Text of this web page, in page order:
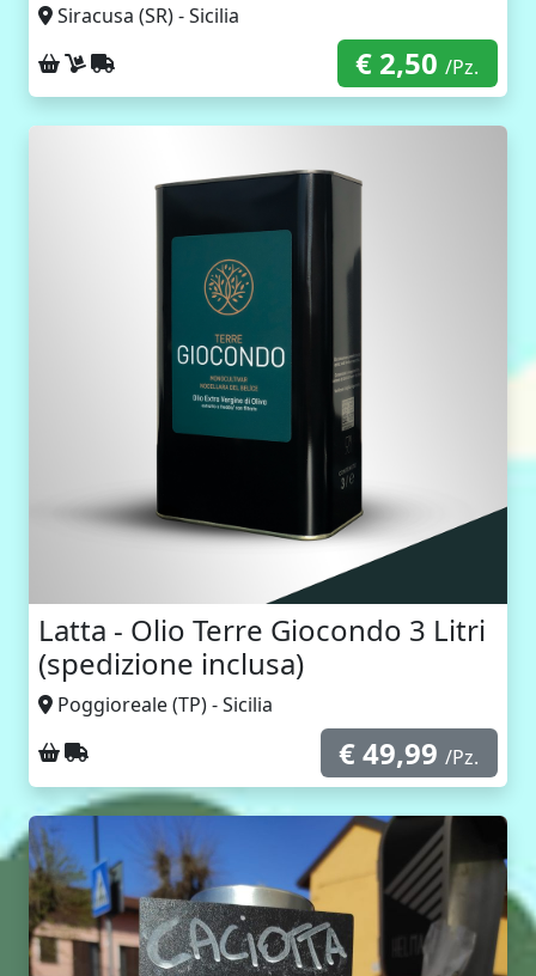
Siracusa (SR) - Sicilia
Ritiro sul posto
Consegna a domicilio
Spedizione con corriere € 2,50/Pz.
Latta - Olio Terre Giocondo 3 Litri
(spedizione inclusa)
Poggioreale (TP) - Sicilia
Ritiro sul posto
Spedizione con corriere € 49,99/Pz.